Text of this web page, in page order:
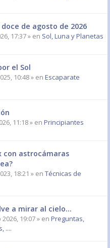
de agosto de 2026
17:37 » en Sol, Luna y Planetas
el Sol
10:48 » en Escaparate
11:18 » en Principiantes
con astrocámaras
18:21 » en Técnicas de
a mirar al cielo...
2026, 19:07 » en Preguntas,
....